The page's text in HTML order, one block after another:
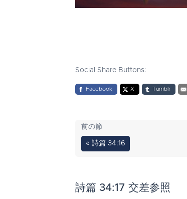
Social Share Buttons:
Facebook X Tumblr
前の節
« 詩篇 34:16
詩篇 34:17 交差参照